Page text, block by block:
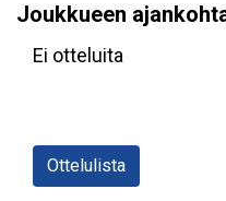
Joukkueen
Ei otteluita
Ottelulista